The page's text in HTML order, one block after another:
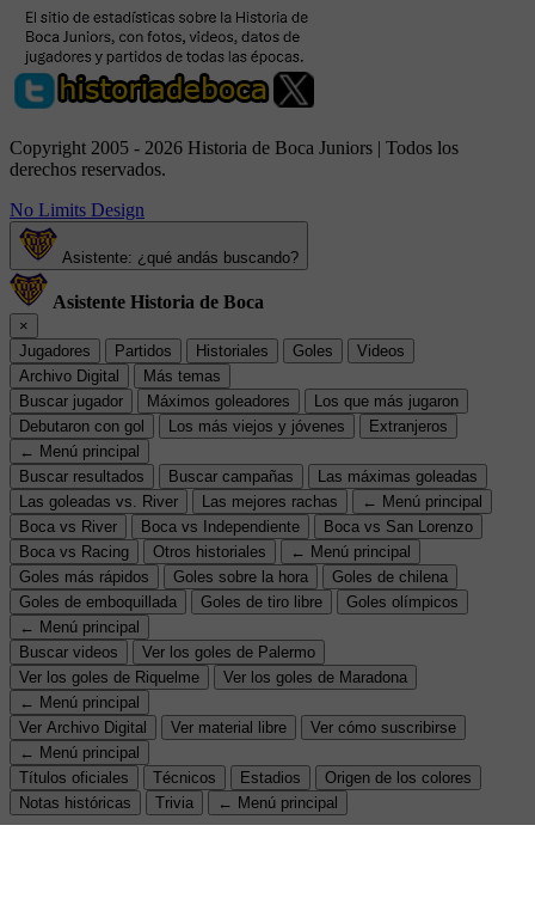
Copyright 2005 - 2026 Historia de Boca Juniors | Todos los
derechos reservados.
No Limits Design
Asistente: ¿qué andás buscando?
Asistente Historia de Boca
×
Jugadores
Partidos Historiales Goles
Videos
Archivo Digital
Más temas
Buscar jugador
Máximos goleadores
Los que más jugaron
Debutaron con gol
Los más viejos y jóvenes
Extranjeros
← Menú principal
Buscar resultados
Buscar campañas
Las máximas goleadas
Las goleadas vs. River
Las mejores rachas
← Menú principal
Boca vs River
Boca vs Independiente
Boca vs San Lorenzo
Boca vs Racing
Otros historiales
← Menú principal
Goles más rápidos
Goles sobre la hora
Goles de chilena
Goles de emboquillada
Goles de tiro libre
Goles olímpicos
← Menú principal
Buscar videos
Ver los goles de Palermo
Ver los goles de Riquelme
Ver los goles de Maradona
← Menú principal
Ver Archivo Digital
Ver material libre
Ver cómo suscribirse
← Menú principal
Títulos oficiales
Técnicos Estadios
Origen de los colores
Notas históricas
Trivia ← Menú principal